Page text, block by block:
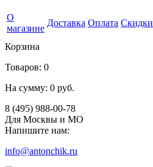
О
магазине
Доставка Оплата Скидки
Корзина
Товаров: 0
На сумму: 0 руб.
8 (495) 988-00-78
Для Москвы и МО
Напишите нам:
info@antonchik.ru